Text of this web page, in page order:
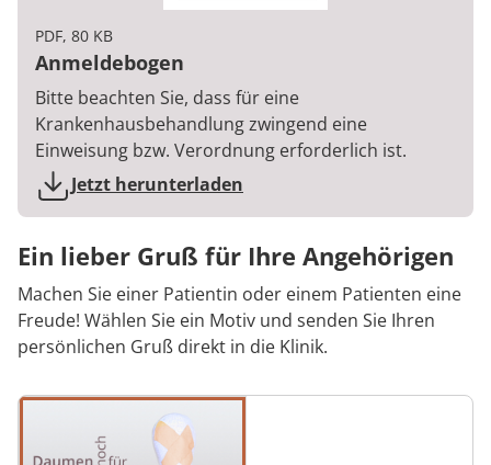
PDF, 80 KB
Anmeldebogen
Bitte beachten Sie, dass für eine
Krankenhausbehandlung zwingend eine
Einweisung bzw. Verordnung erforderlich ist.
Jetzt herunterladen
Ein lieber Gruß für Ihre Angehörigen
Machen Sie einer Patientin oder einem Patienten eine
Freude! Wählen Sie ein Motiv und senden Sie Ihren
persönlichen Gruß direkt in die Klinik.